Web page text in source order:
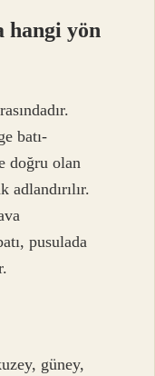
hangi yön
batı-
doğru olan
adlandırılır.
pusulada
güney,